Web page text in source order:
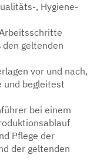
, Hygiene-
geltenden
vor und nach,
und begleitest
bei einem
Pflege der
der geltenden